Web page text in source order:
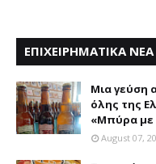
ΕΠΙΧΕΙΡΗΜΑΤΙΚΑ ΝΕΑ
Mια γεύση
όλης της
«Μπύρα με
August 07,